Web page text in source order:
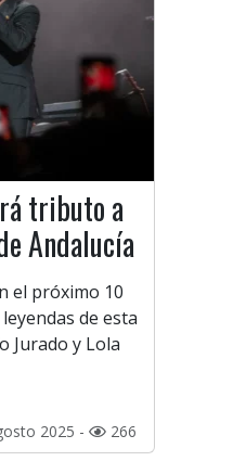
tributo a
Andalucía
el próximo 10
de esta
Jurado y Lola
2025 - 266